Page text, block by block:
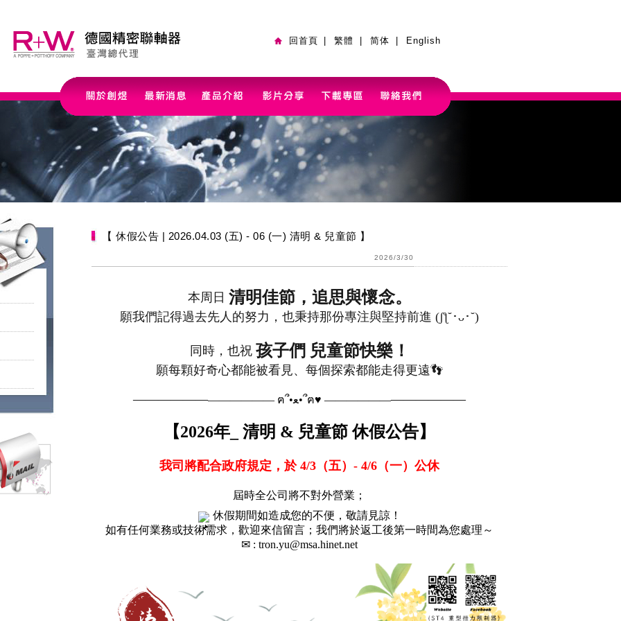
回首頁 繁體 简体 English
【 休假公告 | 2026.04.03 (五) - 06 (一) 清明 & 兒童節 】
2026/3/30
本周日 清明佳節，追思與懷念。
願我們記得過去先人的努力，也秉持那份專注與堅持前進 (ʃƪ˘･ᴗ･˘)
同時，也祝 孩子們 兒童節快樂！
願每顆好奇心都能被看見、每個探索都能走得更遠👣
—————— —————— ฅ՞•ﻌ•՞ฅ♥ ————————————
【2026年_ 清明 & 兒童節 休假公告】
我司將配合政府規定，於 4/3（五） - 4/6（一） 公休
屆時全公司將不對外營業；
休假期間如造成您的不便，敬請見諒！
如有任何業務或技術需求 ，歡迎來信留言；我們將於返工後第一時間為您處理～
✉︎ : tron.yu@msa.hinet.net